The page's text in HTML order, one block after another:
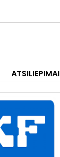
ATSILIEPIMAI